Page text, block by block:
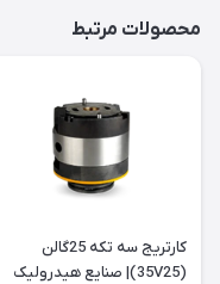
محصولات مرتبط
کارتریج سه تکه 25گالن
(35V25)| صنایع هیدرولیک